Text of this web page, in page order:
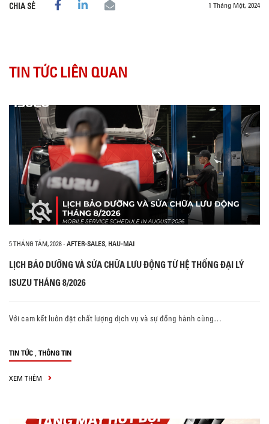
CHIA SẺ 1 Tháng Một, 2024
TIN TỨC LIÊN QUAN
5 THÁNG TÁM, 2026- AFTER-SALES, HAU-MAI
LỊCH BẢO DƯỠNG VÀ SỬA CHỮA LƯU ĐỘNG TỪ HỆ THỐNG ĐẠI LÝ
ISUZU THÁNG 8/2026
Với cam kết luôn đặt chất lượng dịch vụ và sự đồng hành cùng…
TIN TỨC , THÔNG TIN
XEM THÊM